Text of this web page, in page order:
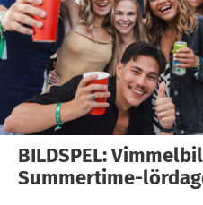
BILDSPEL:
Summertime-